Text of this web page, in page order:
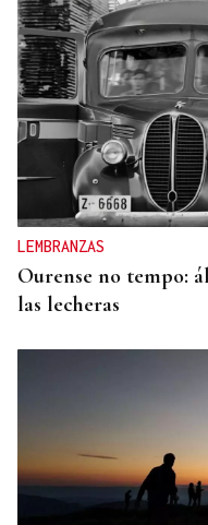
LEMBRANZAS
Ourense no tempo:
las lecheras